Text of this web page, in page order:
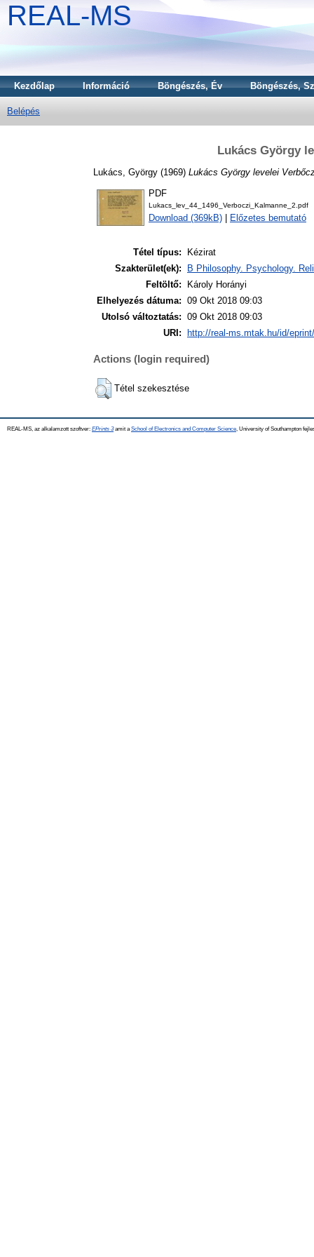
REAL-MS
Kezdőlap Információ Böngészés, Év Böngészés,
Belépés
Lukács György
Lukács, György (1969) Lukács György levelei
PDF
Lukacs_lev_44_1496_Verboczi_Kalmanne_2.pdf
Download (369kB) Előzetes bemutató
Tétel típus:
Kézirat
Szakterület(ek):
B Philosophy. Psychology.
Feltöltő:
Károly Horányi
Elhelyezés dátuma: 09 Okt 2018 09:03
Utolsó változtatás: 09 Okt 2018 09:03
URI:
http://real-ms.mtak.hu/id/
Actions (login required)
Tétel szekesztése
REAL-MS, az alkalamzott szoftver: EPrints 3amit a School of Electronics and Computer Science , University of Southampton